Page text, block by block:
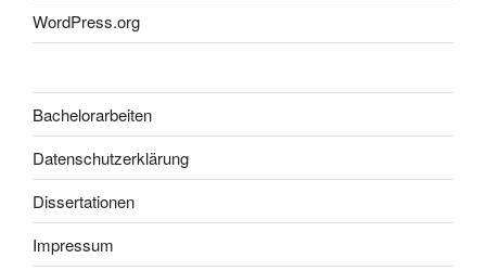
WordPress.org
Bachelorarbeiten
Datenschutzerklärung
Dissertationen
Impressum